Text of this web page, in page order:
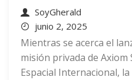
SoyGherald
junio 2, 2025
Mientras se acerca el
misión privada de Axiom
Espacial Internacional,